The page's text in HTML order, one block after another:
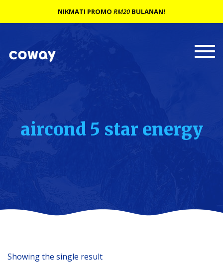
aircond 5 star energy
Showing the single result
NIKMATI PROMO RM20 BULANAN!